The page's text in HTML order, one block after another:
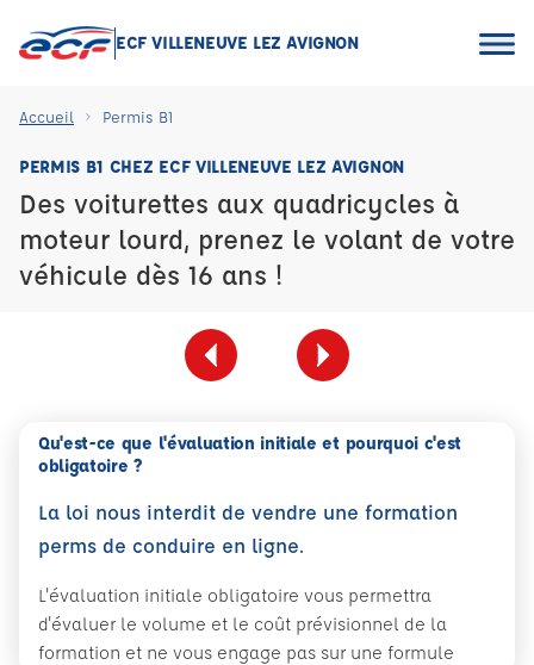
ECF VILLENEUVE LEZ AVIGNON
Accueil Permis B1
PERMIS B1 CHEZ ECF VILLENEUVE LEZ AVIGNON
Des voiturettes aux quadricycles à
moteur lourd, prenez le volant de votre
véhicule dès 16 ans !
Qu'est-ce que l'évaluation initiale et pourquoi c'est
obligatoire ?
La loi nous interdit de vendre une formation
perms de conduire en ligne.
L'évaluation initiale obligatoire vous permettra
d'évaluer le volume et le coût prévisionnel de la
formation et ne vous engage pas sur une formule